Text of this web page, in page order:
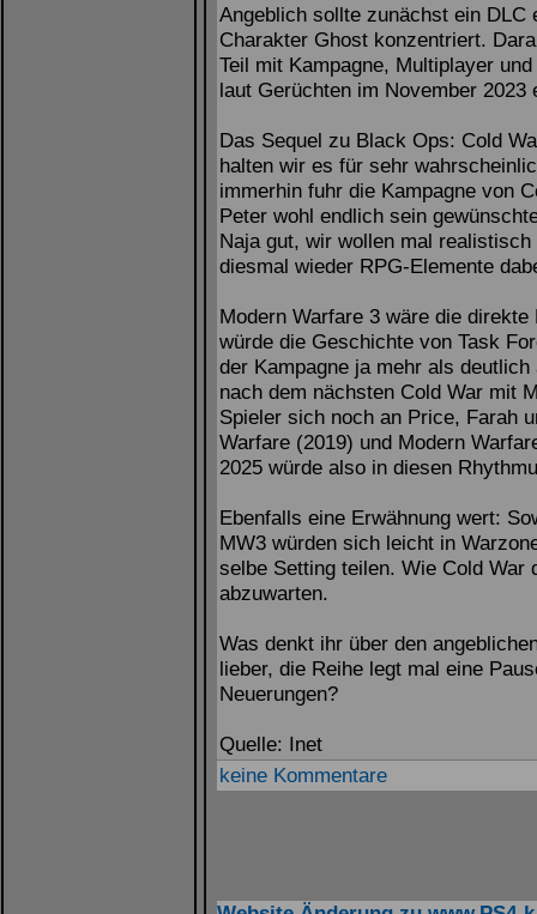
Angeblich sollte zunächst ein DLC
Charakter Ghost konzentriert.
Teil mit Kampagne, Multiplayer
laut Gerüchten im November 2023
Das Sequel zu Black Ops: Cold
halten wir es für sehr
immerhin fuhr die Kampagne von
Peter wohl endlich sein
Naja gut, wir wollen mal
diesmal wieder RPG-Elemente
Modern Warfare 3 wäre die
würde die Geschichte von Task
der Kampagne ja mehr als
nach dem nächsten Cold War mit
Spieler sich noch an Price, Farah
Warfare (2019) und Modern
2025 würde also in diesen
Ebenfalls eine Erwähnung wert:
MW3 würden sich leicht in
selbe Setting teilen. Wie Cold War
abzuwarten.
Was denkt ihr über den
lieber, die Reihe legt mal eine
Neuerungen?
Quelle: Inet
keine Kommentare